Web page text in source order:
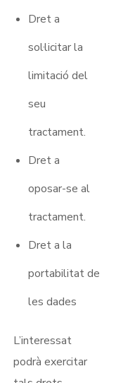
Dret a
sol·licitar la
limitació del
seu
tractament.
Dret a
oposar-se al
tractament.
Dret a la
portabilitat de
les dades
L’interessat
podrà exercitar